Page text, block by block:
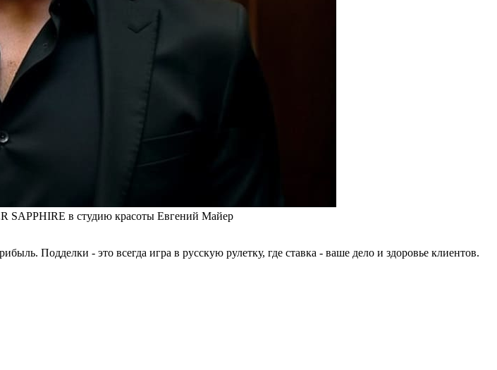
SAPPHIRE в студию красоты Евгений Майер
Подделки - это всегда игра в русскую рулетку, где ставка - ваше дело и здоровье клиентов.